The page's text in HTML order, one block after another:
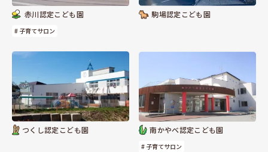
赤川認定こども園
# 子育てサロン
駒場認定こども園
つくし認定こども園 南かやべ認定こども園
# 子育てサロン